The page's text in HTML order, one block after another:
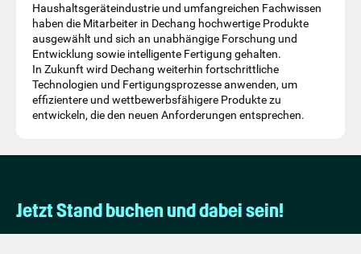
Haushaltsgeräteindustrie und umfangreichen Fachwissen
haben die Mitarbeiter in Dechang hochwertige Produkte
ausgewählt und sich an unabhängige Forschung und
Entwicklung sowie intelligente Fertigung gehalten.
In Zukunft wird Dechang weiterhin fortschrittliche
Technologien und Fertigungsprozesse anwenden, um
effizientere und wettbewerbsfähigere Produkte zu
entwickeln, die den neuen Anforderungen entsprechen.
Jetzt Stand buchen und dabei sein!